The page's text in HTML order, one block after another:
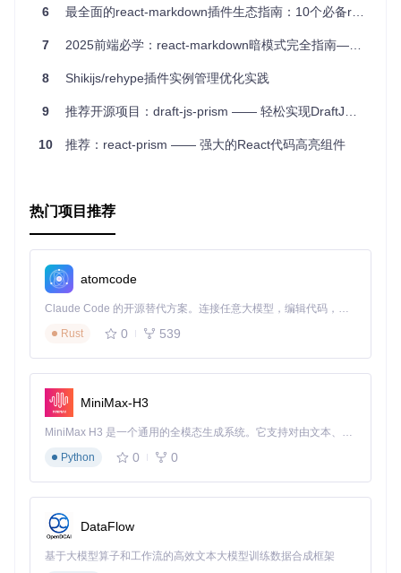
的便捷与美感吧！
6 最全面的react-markdown插件生态指南：10个必备remark/rehype插件推荐
7 2025前端必学：react-markdown暗模式完全指南——从实现到性能优化
8 Shikijs/rehype插件实例管理优化实践
9 推荐开源项目：draft-js-prism —— 轻松实现DraftJS代码高亮
10 推荐：react-prism —— 强大的React代码高亮组件
热门项目推荐
atomcode
Claude Code 的开源替代方案。连接任意大模型，编辑代码，运行命令，自动验证 — 全自动执行。用 Rust 构建，极致性能。 ｜ An open-source alternative to Claude Code. Connect any LLM, edit code, run commands, and verify changes — autonomously. Built in Rust for speed. Get Started
Rust
0 539
MiniMax-H3
MiniMax H3 是一个通用的全模态生成系统。它支持对由文本、图像、视频和音频组成的多模态上下文进行统一理解，并能生成分辨率高达 2K、时长可达 15 秒的带原生立体声音频的视频。得益于面向任务泛化的系统设计，H3 在预训练阶段就已具备广泛的多模态上下文理解与生成能力，能够出色地执行复杂的多模态指令。
Python
0 0
DataFlow
基于大模型算子和工作流的高效文本大模型训练数据合成框架